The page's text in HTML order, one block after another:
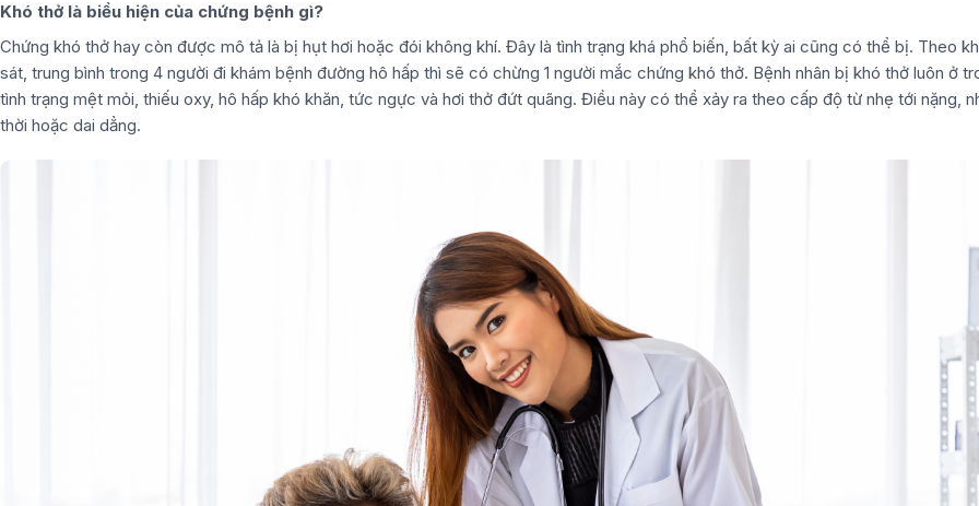
Khó thở là biểu hiện của chứng bệnh gì?
Chứng khó thở hay còn được mô tả là bị hụt hơi hoặc đói không khí. Đây là tình trạng khá phổ biến, bất kỳ ai cũng có thể bị. Theo
sát, trung bình trong 4 người đi khám bệnh đường hô hấp thì sẽ có chừng 1 người mắc chứng khó thở. Bệnh nhân bị khó thở luôn ở
tình trạng mệt mỏi, thiếu oxy, hô hấp khó khăn, tức ngực và hơi thở đứt quãng. Điều này có thể xảy ra theo cấp độ từ nhẹ tới nặng,
thời hoặc dai dẳng.